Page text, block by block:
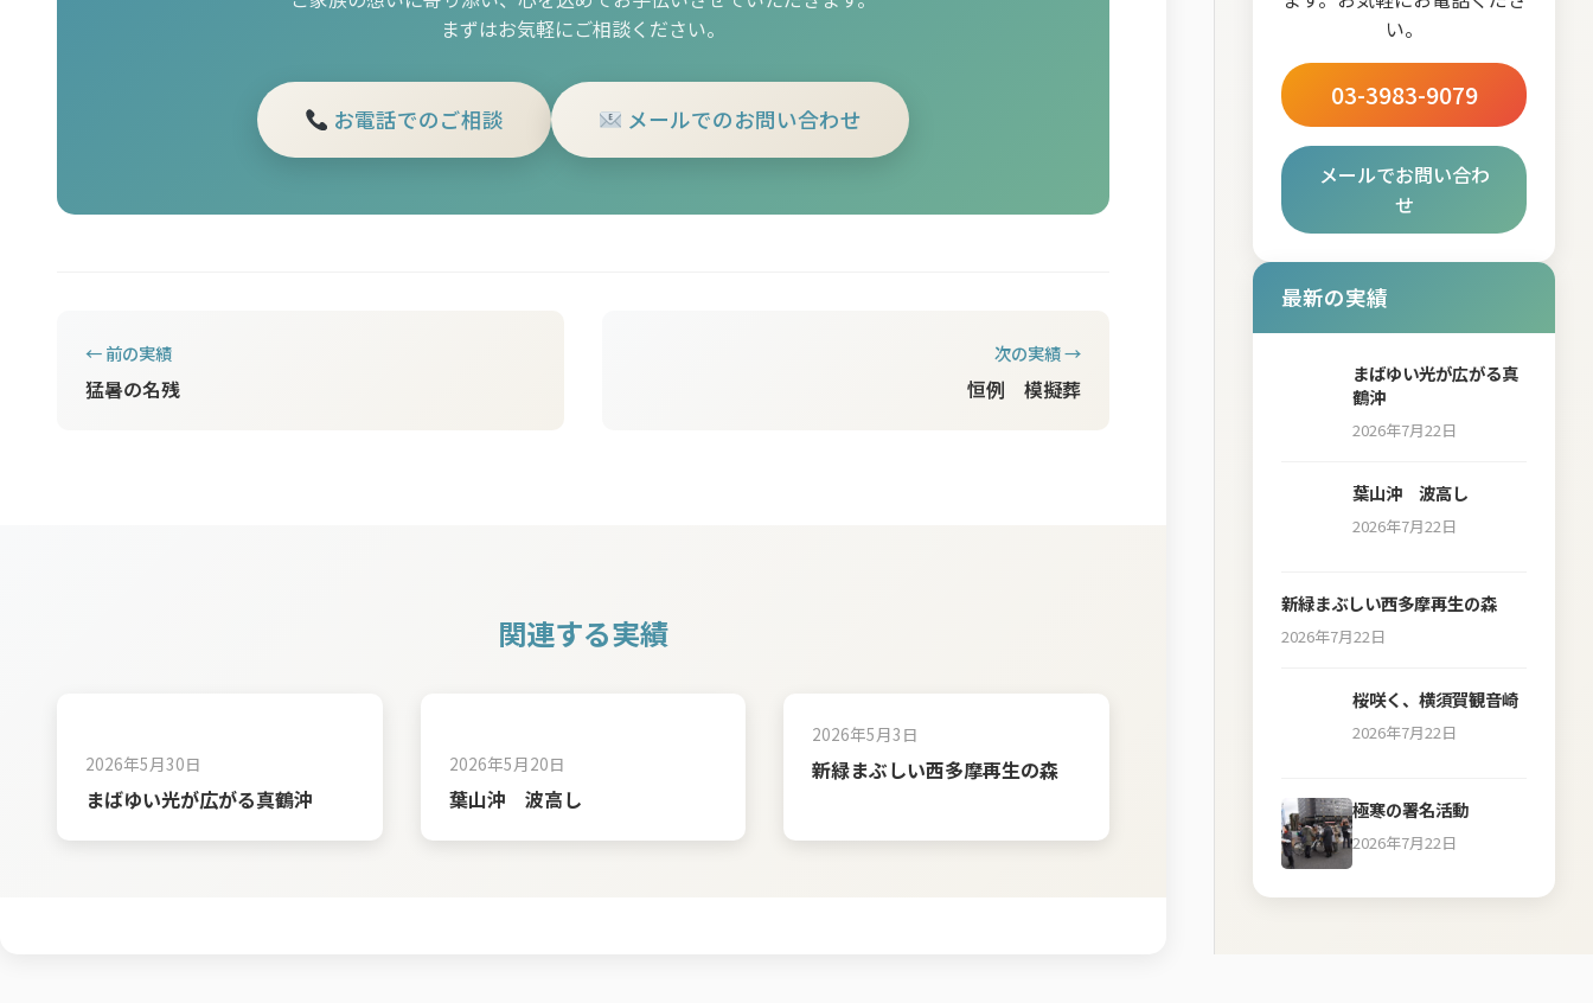
まずはお気軽にご相談ください。
お電話でのご相談 メールでのお問い合わせ
← 前の実績
猛暑の名残
次の実績 →
恒例 模擬葬
関連する実績
2026年5月30日
まばゆい光が広がる真鶴沖
2026年5月20日
葉山沖 波高し
2026年5月3日
新緑まぶしい西多摩再生の森
い。
03-3983-9079
メールでお問い合わ
せ
最新の実績
まばゆい光が広がる真
鶴沖
2026年7月22日
葉山沖 波高し
2026年7月22日
新緑まぶしい西多摩再生の森
2026年7月22日
桜咲く、横須賀観音崎
2026年7月22日
極寒の署名活動
2026年7月22日